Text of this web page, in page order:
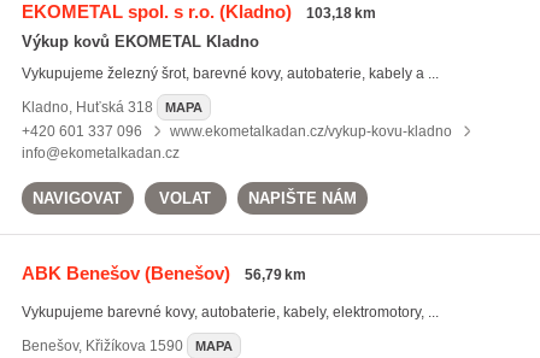
EKOMETAL spol. s r.o.(Kladno) 103,18 km
Výkup kovů EKOMETAL Kladno
Vykupujeme železný šrot, barevné kovy, autobaterie, kabely a ...
Kladno, Huťská 318 MAPA
+420 601 337 096
www.ekometalkadan.cz/vykup-kovu-kladno
info@ekometalkadan.cz
NAVIGOVAT VOLAT NAPIŠTE NÁM
ABK Benešov(Benešov) 56,79 km
Vykupujeme barevné kovy, autobaterie, kabely, elektromotory, ...
Benešov, Křižíkova 1590 MAPA